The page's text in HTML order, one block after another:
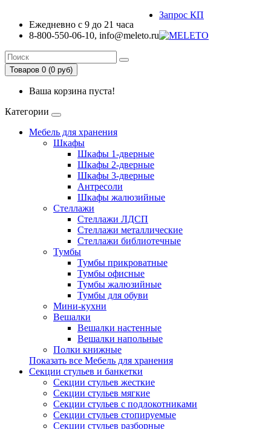
Ежедневно с 9 до 21 часа
8-800-550-06-10, info@meleto.ru
Запрос КП
Товаров 0 (0 pуб)
Ваша корзина пуста!
Категории
Мебель для хранения
Шкафы
Шкафы 1-дверные
Шкафы 2-дверные
Шкафы 3-дверные
Антресоли
Шкафы жалюзийные
Стеллажи
Стеллажи ЛДСП
Стеллажи металлические
Стеллажи библиотечные
Тумбы
Тумбы прикроватные
Тумбы офисные
Тумбы жалюзийные
Тумбы для обуви
Мини-кухни
Вешалки
Вешалки настенные
Вешалки напольные
Полки книжные
Показать все Мебель для хранения
Секции стульев и банкетки
Секции стульев жесткие
Секции стульев мягкие
Секции стульев с подлокотниками
Секции стульев стопируемые
Секции стульев разборные